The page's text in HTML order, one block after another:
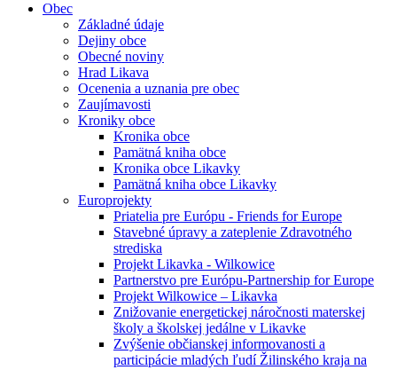
Obec
Základné údaje
Dejiny obce
Obecné noviny
Hrad Likava
Ocenenia a uznania pre obec
Zaujímavosti
Kroniky obce
Kronika obce
Pamätná kniha obce
Kronika obce Likavky
Pamätná kniha obce Likavky
Europrojekty
Priatelia pre Európu - Friends for Europe
Stavebné úpravy a zateplenie Zdravotného
strediska
Projekt Likavka - Wilkowice
Partnerstvo pre Európu-Partnership for Europe
Projekt Wilkowice – Likavka
Znižovanie energetickej náročnosti materskej
školy a školskej jedálne v Likavke
Zvýšenie občianskej informovanosti a
participácie mladých ľudí Žilinského kraja na